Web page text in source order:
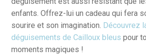
enfants. Offrez-lui un cadeau qui fera
sourire et son imagination. Découvrez
déguisements de Cailloux bleus pour
moments magiques !